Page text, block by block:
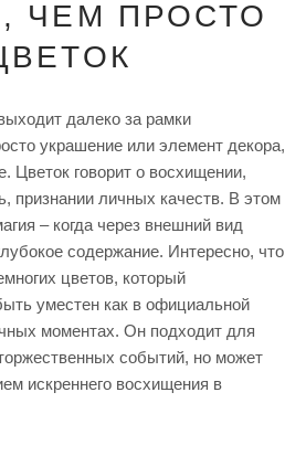
ЧЕМ ПРОСТО
далеко за рамки
украшение или элемент декора,
Цветок говорит о восхищении,
признании личных качеств. В этом
– когда через внешний вид
содержание. Интересно, что
цветов, который
уместен как в официальной
моментах. Он подходит для
событий, но может
искреннего восхищения в